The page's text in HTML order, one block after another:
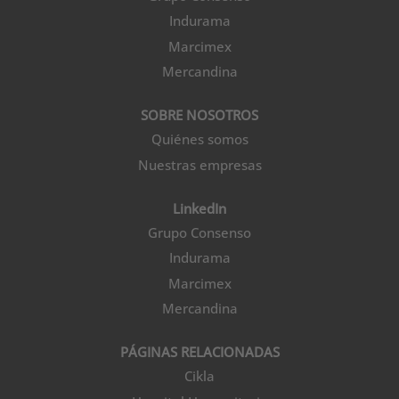
Indurama
Marcimex
Mercandina
SOBRE NOSOTROS
Quiénes somos
Nuestras empresas
LinkedIn
Grupo Consenso
Indurama
Marcimex
Mercandina
PÁGINAS RELACIONADAS
Cikla